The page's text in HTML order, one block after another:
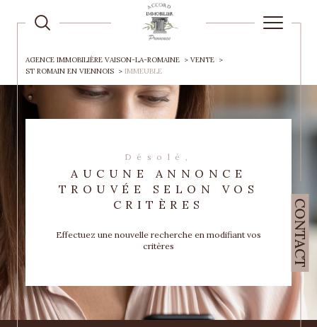
CONTACT
AGENCE IMMOBILIÈRE VAISON-LA-ROMAINE
VENTE
ST ROMAIN EN VIENNOIS
IMMEUBLE
Désolé,
AUCUNE ANNONCE
TROUVÉE SELON VOS
CRITÈRES
Effectuez une nouvelle recherche en modifiant vos
critères